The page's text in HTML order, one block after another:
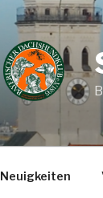
Neuigkeiten